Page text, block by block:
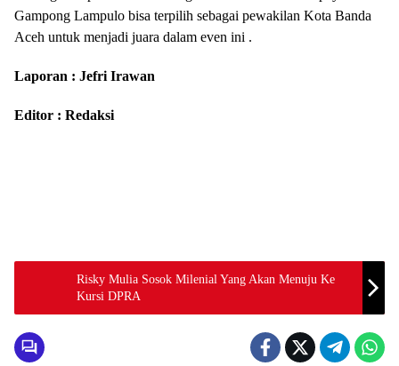
Gampong Lampulo bisa terpilih sebagai pewakilan Kota Banda
Aceh untuk menjadi juara dalam even ini .
Laporan : Jefri Irawan
Editor : Redaksi
Risky Mulia Sosok Milenial Yang Akan Menuju Ke
Kursi DPRA